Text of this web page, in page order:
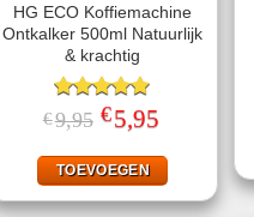
HG ECO Koffiemachine
Ontkalker 500ml Natuurlijk
& krachtig
Gewaardeerd
5.00uit 5
€9,95 Oorspronkelijke
prijs
€9,95.
€5,95
€5,95.
TOEVOEGEN